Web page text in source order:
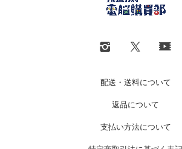
配送・送料について
返品について
支払い方法について